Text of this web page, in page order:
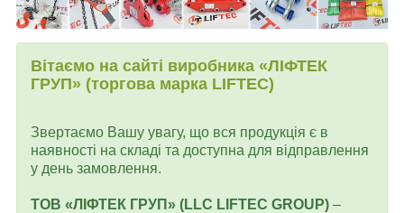
Вітаємо на сайті виробника «ЛІФТЕК
ГРУП» (торгова марка LIFTEC)
Звертаємо Вашу увагу, що вся продукція є в
наявності на складі та доступна для відправлення
у день замовлення.
ТОВ «ЛІФТЕК ГРУП» (LLC LIFTEC GROUP) –